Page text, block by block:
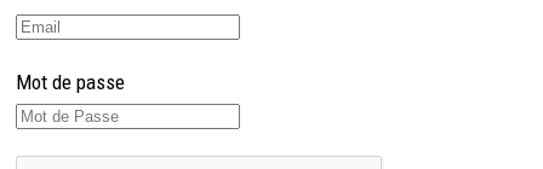
Mot de passe